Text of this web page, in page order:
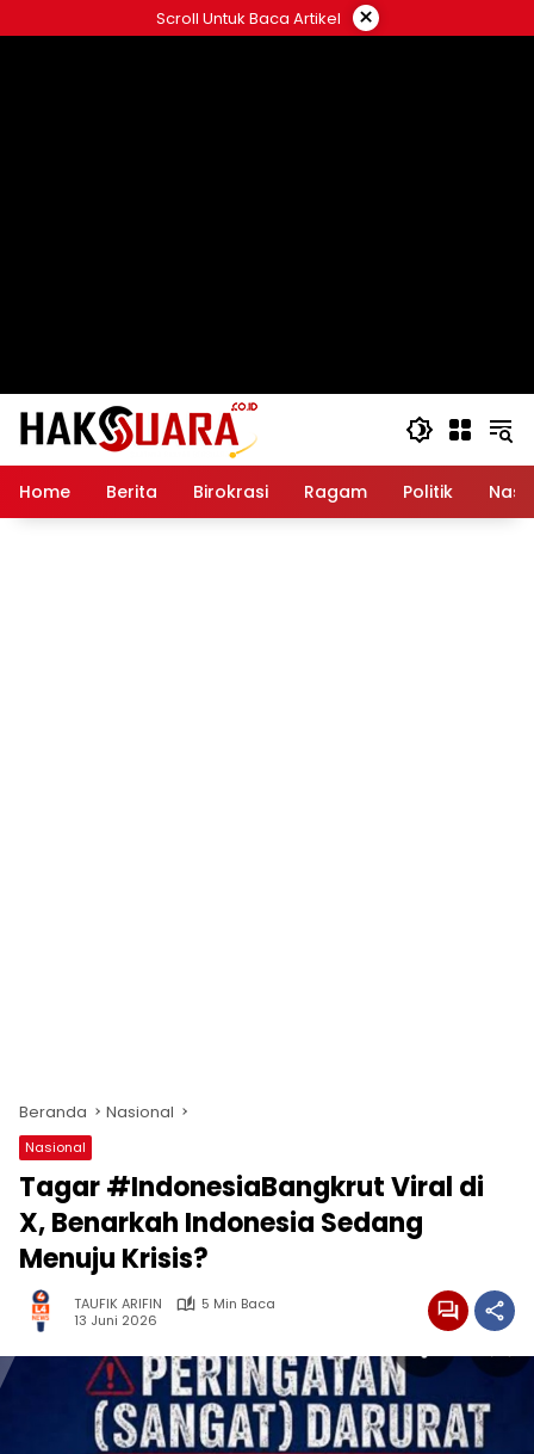
ke
Scroll Untuk Baca Artikel ×
Home Berita Birokrasi Ragam Politik
Beranda Nasional
Nasional
Tagar #IndonesiaBangkrut Viral di
X, Benarkah Indonesia Sedang
Menuju Krisis?
TAUFIK ARIFIN
5 Min Baca
13 Juni 2026